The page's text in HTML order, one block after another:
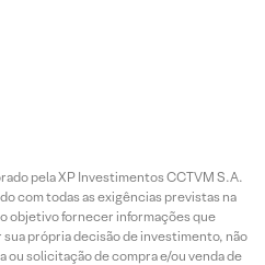
pela XP Investimentos CCTVM S.A.
com todas as exigências previstas na
objetivo fornecer informações que
própria decisão de investimento, não
solicitação de compra e/ou venda de